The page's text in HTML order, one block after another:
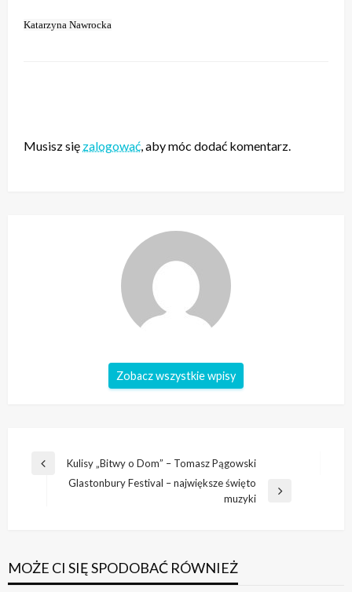
Katarzyna Nawrocka
Musisz się zalogować, aby móc dodać komentarz.
Zobacz wszystkie wpisy
Nawigacja
wpisu
Poprzedni
Kulisy „Bitwy o Dom” – Tomasz Pągowski
Glastonbury Festival – największe święto
muzyki
MOŻE CI SIĘ SPODOBAĆ RÓWNIEŻ